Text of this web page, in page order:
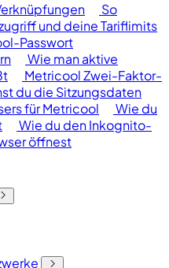
So
und deine Tariflimits
Passwort
Wie man aktive
Metricool Zwei-Faktor-
du die Sitzungsdaten
für Metricool
Wie du
Wie du den Inkognito-
öffnest